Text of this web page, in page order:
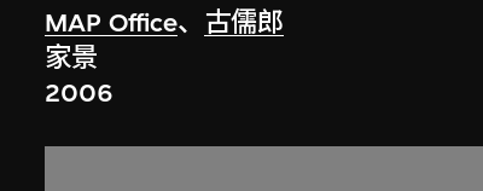
MAP Office、 古儒郎
家景
2006